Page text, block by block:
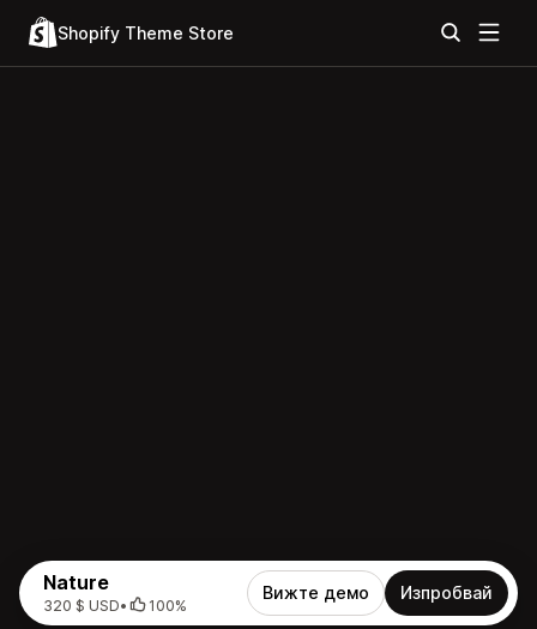
Shopify Theme Store
Nature
320 $ USD• 100%
Вижте демо Изпробвай